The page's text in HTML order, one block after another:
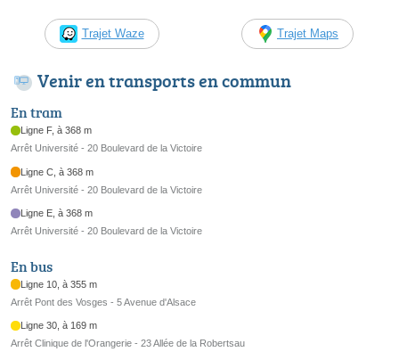
Trajet Waze Trajet Maps
Venir en transports en commun
En tram
Ligne F, à 368 m
Arrêt Université - 20 Boulevard de la Victoire
Ligne C, à 368 m
Arrêt Université - 20 Boulevard de la Victoire
Ligne E, à 368 m
Arrêt Université - 20 Boulevard de la Victoire
En bus
Ligne 10, à 355 m
Arrêt Pont des Vosges - 5 Avenue d'Alsace
Ligne 30, à 169 m
Arrêt Clinique de l'Orangerie - 23 Allée de la Robertsau